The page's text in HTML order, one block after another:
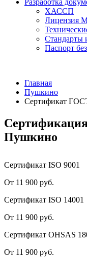
Разработка
ХАССП
Лицензия
Стандарты
Паспорт
Главная
Пушкино
Сертификат
Пушкино
Сертификат ISO 9001
От 11 900 руб.
Сертификат ISO 14001
От 11 900 руб.
Сертификат OHSAS
От 11 900 руб.